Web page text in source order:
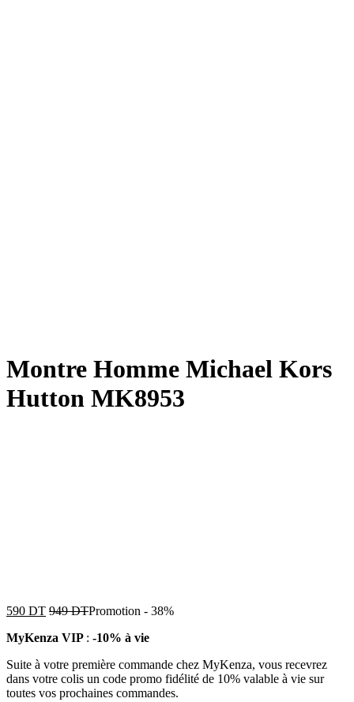
Montre Homme Michael Kors
Hutton MK8953
590 DT 949DTPromotion - 38%
MyKenza VIP : -10% à vie
Suite à votre première commande chez MyKenza, vous recevrez
dans votre colis un code promo fidélité de 10% valable à vie sur
toutes vos prochaines commandes.